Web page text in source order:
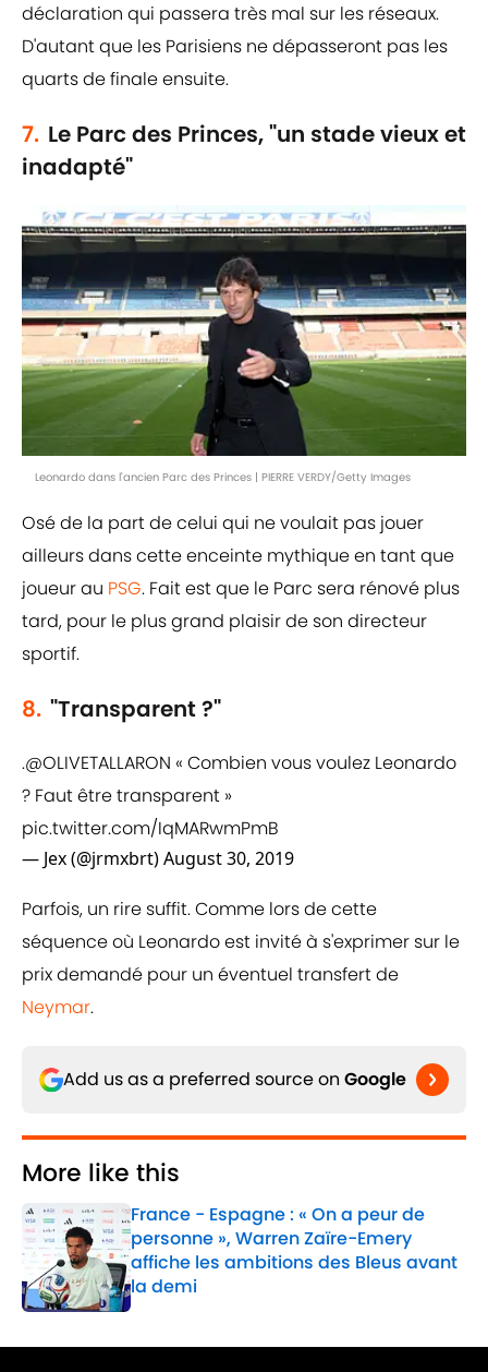
déclaration qui passera très mal sur les réseaux.
D'autant que les Parisiens ne dépasseront pas les
quarts de finale ensuite.
7. Le Parc des Princes, "un stade vieux et
inadapté"
Leonardo dans l'ancien Parc des Princes | PIERRE VERDY/Getty Images
Osé de la part de celui qui ne voulait pas jouer
ailleurs dans cette enceinte mythique en tant que
joueur au PSG. Fait est que le Parc sera rénové plus
tard, pour le plus grand plaisir de son directeur
sportif.
8. "Transparent ?"
.@OLIVETALLARON « Combien vous voulez Leonardo
? Faut être transparent »
pic.twitter.com/IqMARwmPmB
— Jex (@jrmxbrt)August 30, 2019
Parfois, un rire suffit. Comme lors de cette
séquence où Leonardo est invité à s'exprimer sur le
prix demandé pour un éventuel transfert de
Neymar.
Add us as a preferred source on Google
More like this
France - Espagne : « On a peur de
personne », Warren Zaïre-Emery
affiche les ambitions des Bleus avant
la demi
Published by on Invalid Date